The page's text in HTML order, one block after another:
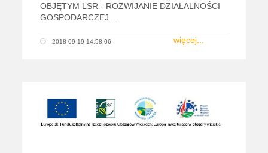
OBJĘTYM LSR - ROZWIJANIE DZIAŁALNOŚCI
GOSPODARCZEJ...
więcej...
2018-09-19 14:58:06